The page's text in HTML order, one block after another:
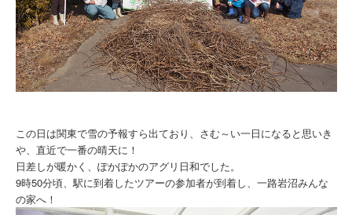
この日は関東で雪の予報すら出ており、さむ～い一日になると思いき
や、直近で一番の晴天に！
日差しが暖かく、ぽかぽかのアグリ日和でした。
9時50分頃、駅に到着したツアーの参加者が到着し、一路岩沼みんな
の家へ！